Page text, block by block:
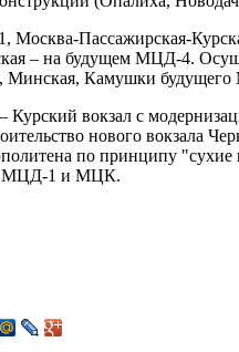
Москва-Пассажирская-
– на будущем МЦД-4.
Минская, Камушки
вокзал с
нового вокзала
по принципу
с МЦД-1 и МЦК.